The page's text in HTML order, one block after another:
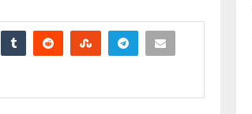
Reply Retweet Favorite